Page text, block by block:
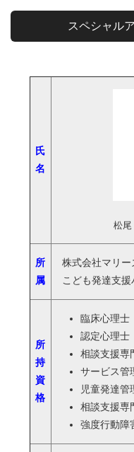
スペシャル
氏
名
松
所
属
株式会社マリー
こども発達支援
所
持
資
格
臨床心理士
認定心理士
相談支援専
サービス管
児童発達管
相談支援専
強度行動障